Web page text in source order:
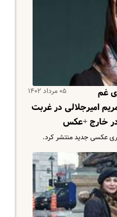
۰۵ مرداد ۱۴۰۲
غم
امیرجلالی در غربت
در خارج +عکس
عکسی جدید منتشر کرد.